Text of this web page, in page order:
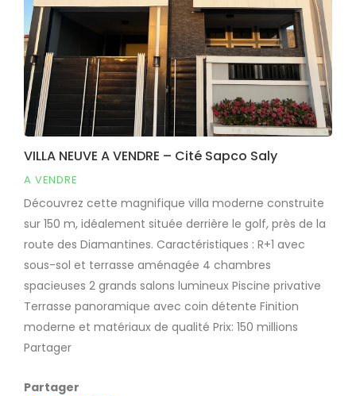
VILLA NEUVE A VENDRE – Cité Sapco Saly
A VENDRE
Découvrez cette magnifique villa moderne construite
sur 150 m, idéalement située derrière le golf, près de la
route des Diamantines. Caractéristiques : R+1 avec
sous-sol et terrasse aménagée 4 chambres
spacieuses 2 grands salons lumineux Piscine privative
Terrasse panoramique avec coin détente Finition
moderne et matériaux de qualité Prix: 150 millions
Partager
Partager